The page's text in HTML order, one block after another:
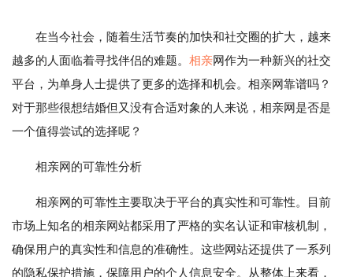
在当今社会，随着生活节奏的加快和社交圈的扩大，越来
越多的人面临着寻找伴侣的难题。 相亲网作为一种新兴的社交
平台，为单身人士提供了更多的选择和机会。相亲网靠谱吗？
对于那些很想结婚但又没有合适对象的人来说，相亲网是否是
一个值得尝试的选择呢？
相亲网的可靠性分析
相亲网的可靠性主要取决于平台的真实性和可靠性。目前
市场上知名的相亲网站都采用了严格的实名认证和审核机制，
确保用户的真实性和信息的准确性。这些网站还提供了一系列
的隐私保护措施，保障用户的个人信息安全。从整体上来看，